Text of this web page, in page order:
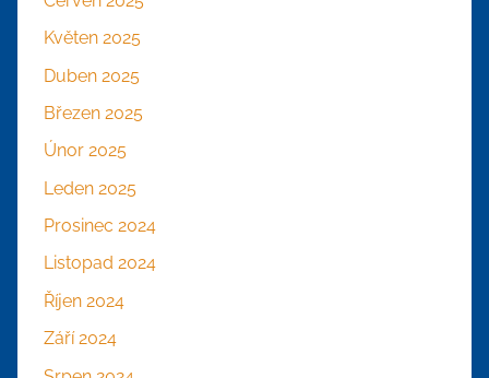
Květen 2025
Duben 2025
Březen 2025
Únor 2025
Leden 2025
Prosinec 2024
Listopad 2024
Říjen 2024
Září 2024